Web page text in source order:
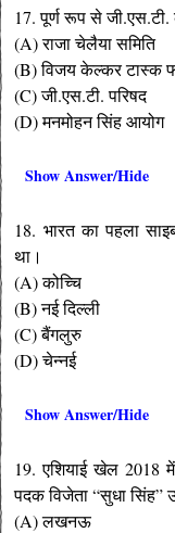
17. पूर्ण रूप से जी.एस.टी.
(A) राजा चेलैया समिति
(B) विजय केल्कर टास्क
(C) जी.एस.टी. परिषद
(D) मनमोहन सिंह आयोग
Show Answer/Hide
18. भारत का पहला
था।
(A) कोच्चि
(B) नई दिल्ली
(C) बैंगलुरु
(D) चेन्नई
Show Answer/Hide
19. एशियाई खेल 2018 में
पदक विजेता “सुधा सिंह”
(A) लखनऊ